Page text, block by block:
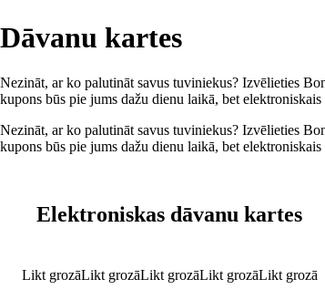
Dāvanu kartes
Nezināt, ar ko palutināt savus tuviniekus? Izvēlieties
kupons būs pie jums dažu dienu laikā, bet
Nezināt, ar ko palutināt savus tuviniekus? Izvēlieties
kupons būs pie jums dažu dienu laikā, bet
Elektroniskas dāvanu kartes
Likt grozāLikt grozāLikt grozāLikt grozāLikt grozā